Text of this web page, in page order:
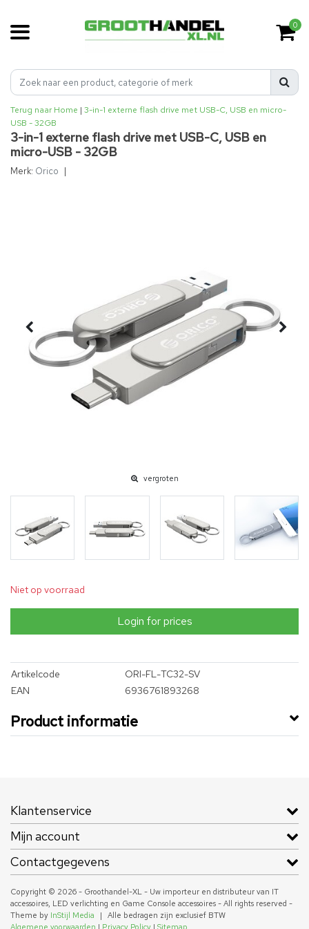
0
Terug naar Home | 3-in-1 externe flash drive met USB-C, USB en micro-
USB - 32GB
3-in-1 externe flash drive met USB-C, USB en
micro-USB - 32GB
Merk: Orico |
vergroten
Niet op voorraad
Login for prices
Artikelcode
ORI-FL-TC32-SV
EAN
6936761893268
Product informatie
Klantenservice
Mijn account
Contactgegevens
Copyright © 2026 - Groothandel-XL - Uw importeur en distributeur van IT
accessoires, LED verlichting en Game Console accessoires - All rights reserved -
Theme by InStijl Media |
Alle bedragen zijn exclusief BTW